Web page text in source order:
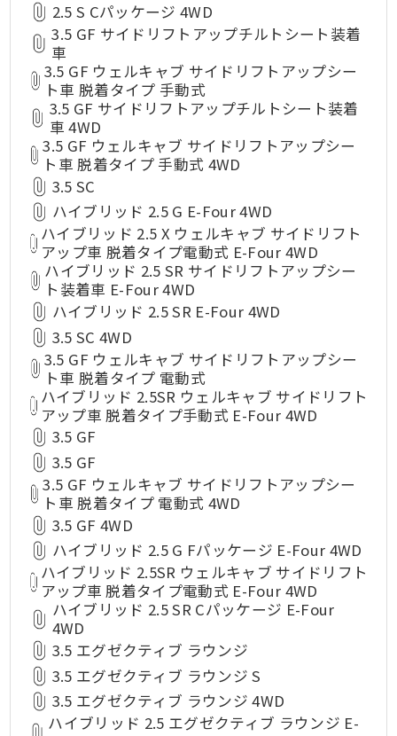
2.5 S Cパッケージ 4WD
3.5 GF サイドリフトアップチルトシート装着
車
3.5 GF ウェルキャブ サイドリフトアップシー
ト車 脱着タイプ 手動式
3.5 GF サイドリフトアップチルトシート装着
車 4WD
3.5 GF ウェルキャブ サイドリフトアップシー
ト車 脱着タイプ 手動式 4WD
3.5 SC
ハイブリッド 2.5 G E-Four 4WD
ハイブリッド 2.5 X ウェルキャブ サイドリフト
アップ車 脱着タイプ電動式 E-Four 4WD
ハイブリッド 2.5 SR サイドリフトアップシー
ト装着車 E-Four 4WD
ハイブリッド 2.5 SR E-Four 4WD
3.5 SC 4WD
3.5 GF ウェルキャブ サイドリフトアップシー
ト車 脱着タイプ 電動式
ハイブリッド 2.5SR ウェルキャブ サイドリフト
アップ車 脱着タイプ手動式 E-Four 4WD
3.5 GF
3.5 GF
3.5 GF ウェルキャブ サイドリフトアップシー
ト車 脱着タイプ 電動式 4WD
3.5 GF 4WD
ハイブリッド 2.5 G Fパッケージ E-Four 4WD
ハイブリッド 2.5SR ウェルキャブ サイドリフト
アップ車 脱着タイプ電動式 E-Four 4WD
ハイブリッド 2.5 SR Cパッケージ E-Four
4WD
3.5 エグゼクティブ ラウンジ
3.5 エグゼクティブ ラウンジ S
3.5 エグゼクティブ ラウンジ 4WD
ハイブリッド 2.5 エグゼクティブ ラウンジ E-